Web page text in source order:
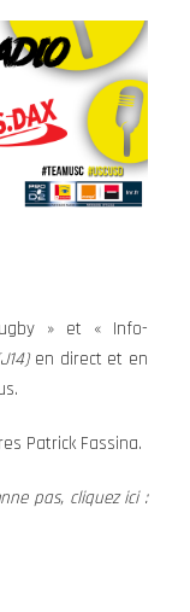
» et « Info-
en direct et en
Patrick Fassina.
pas, cliquez ici :